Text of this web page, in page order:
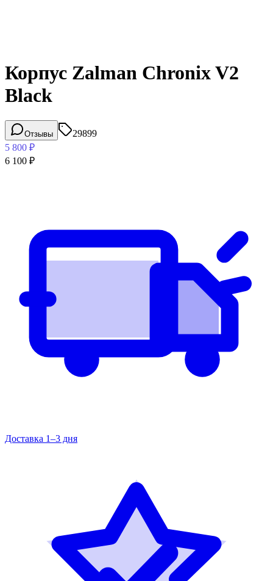
Корпус Zalman Chronix V2
Black
Отзывы
29899
5 800 ₽
6 100 ₽
Доставка 1–3 дня